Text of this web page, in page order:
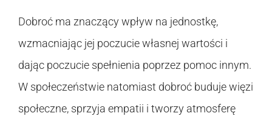
Dobroć ma znaczący wpływ na jednostkę,
wzmacniając jej poczucie własnej wartości i
dając poczucie spełnienia poprzez pomoc innym.
W społeczeństwie natomiast dobroć buduje więzi
społeczne, sprzyja empatii i tworzy atmosferę